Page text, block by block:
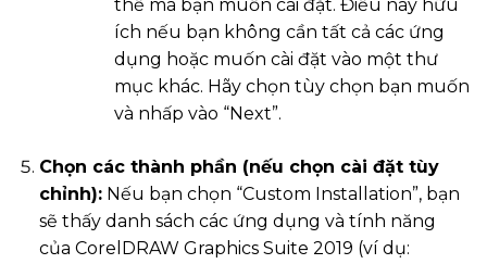
thể mà bạn muốn cài đặt. Điều này hữu
ích nếu bạn không cần tất cả các ứng
dụng hoặc muốn cài đặt vào một thư
mục khác. Hãy chọn tùy chọn bạn muốn
và nhấp vào “Next”.
Chọn các thành phần (nếu chọn cài đặt tùy
chỉnh):Nếu bạn chọn “Custom Installation”, bạn
sẽ thấy danh sách các ứng dụng và tính năng
của CorelDRAW Graphics Suite 2019 (ví dụ: